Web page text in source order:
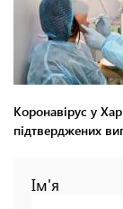
Коронавірус у
підтверджених
Ім'я